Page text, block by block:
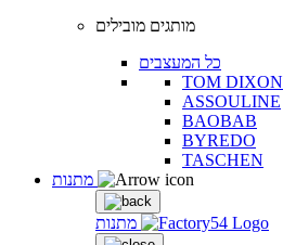
מותגים מובילים
כל המעצבים
TOM DIXON
ASSOULINE
BAOBAB
BYREDO
TASCHEN
מתנות